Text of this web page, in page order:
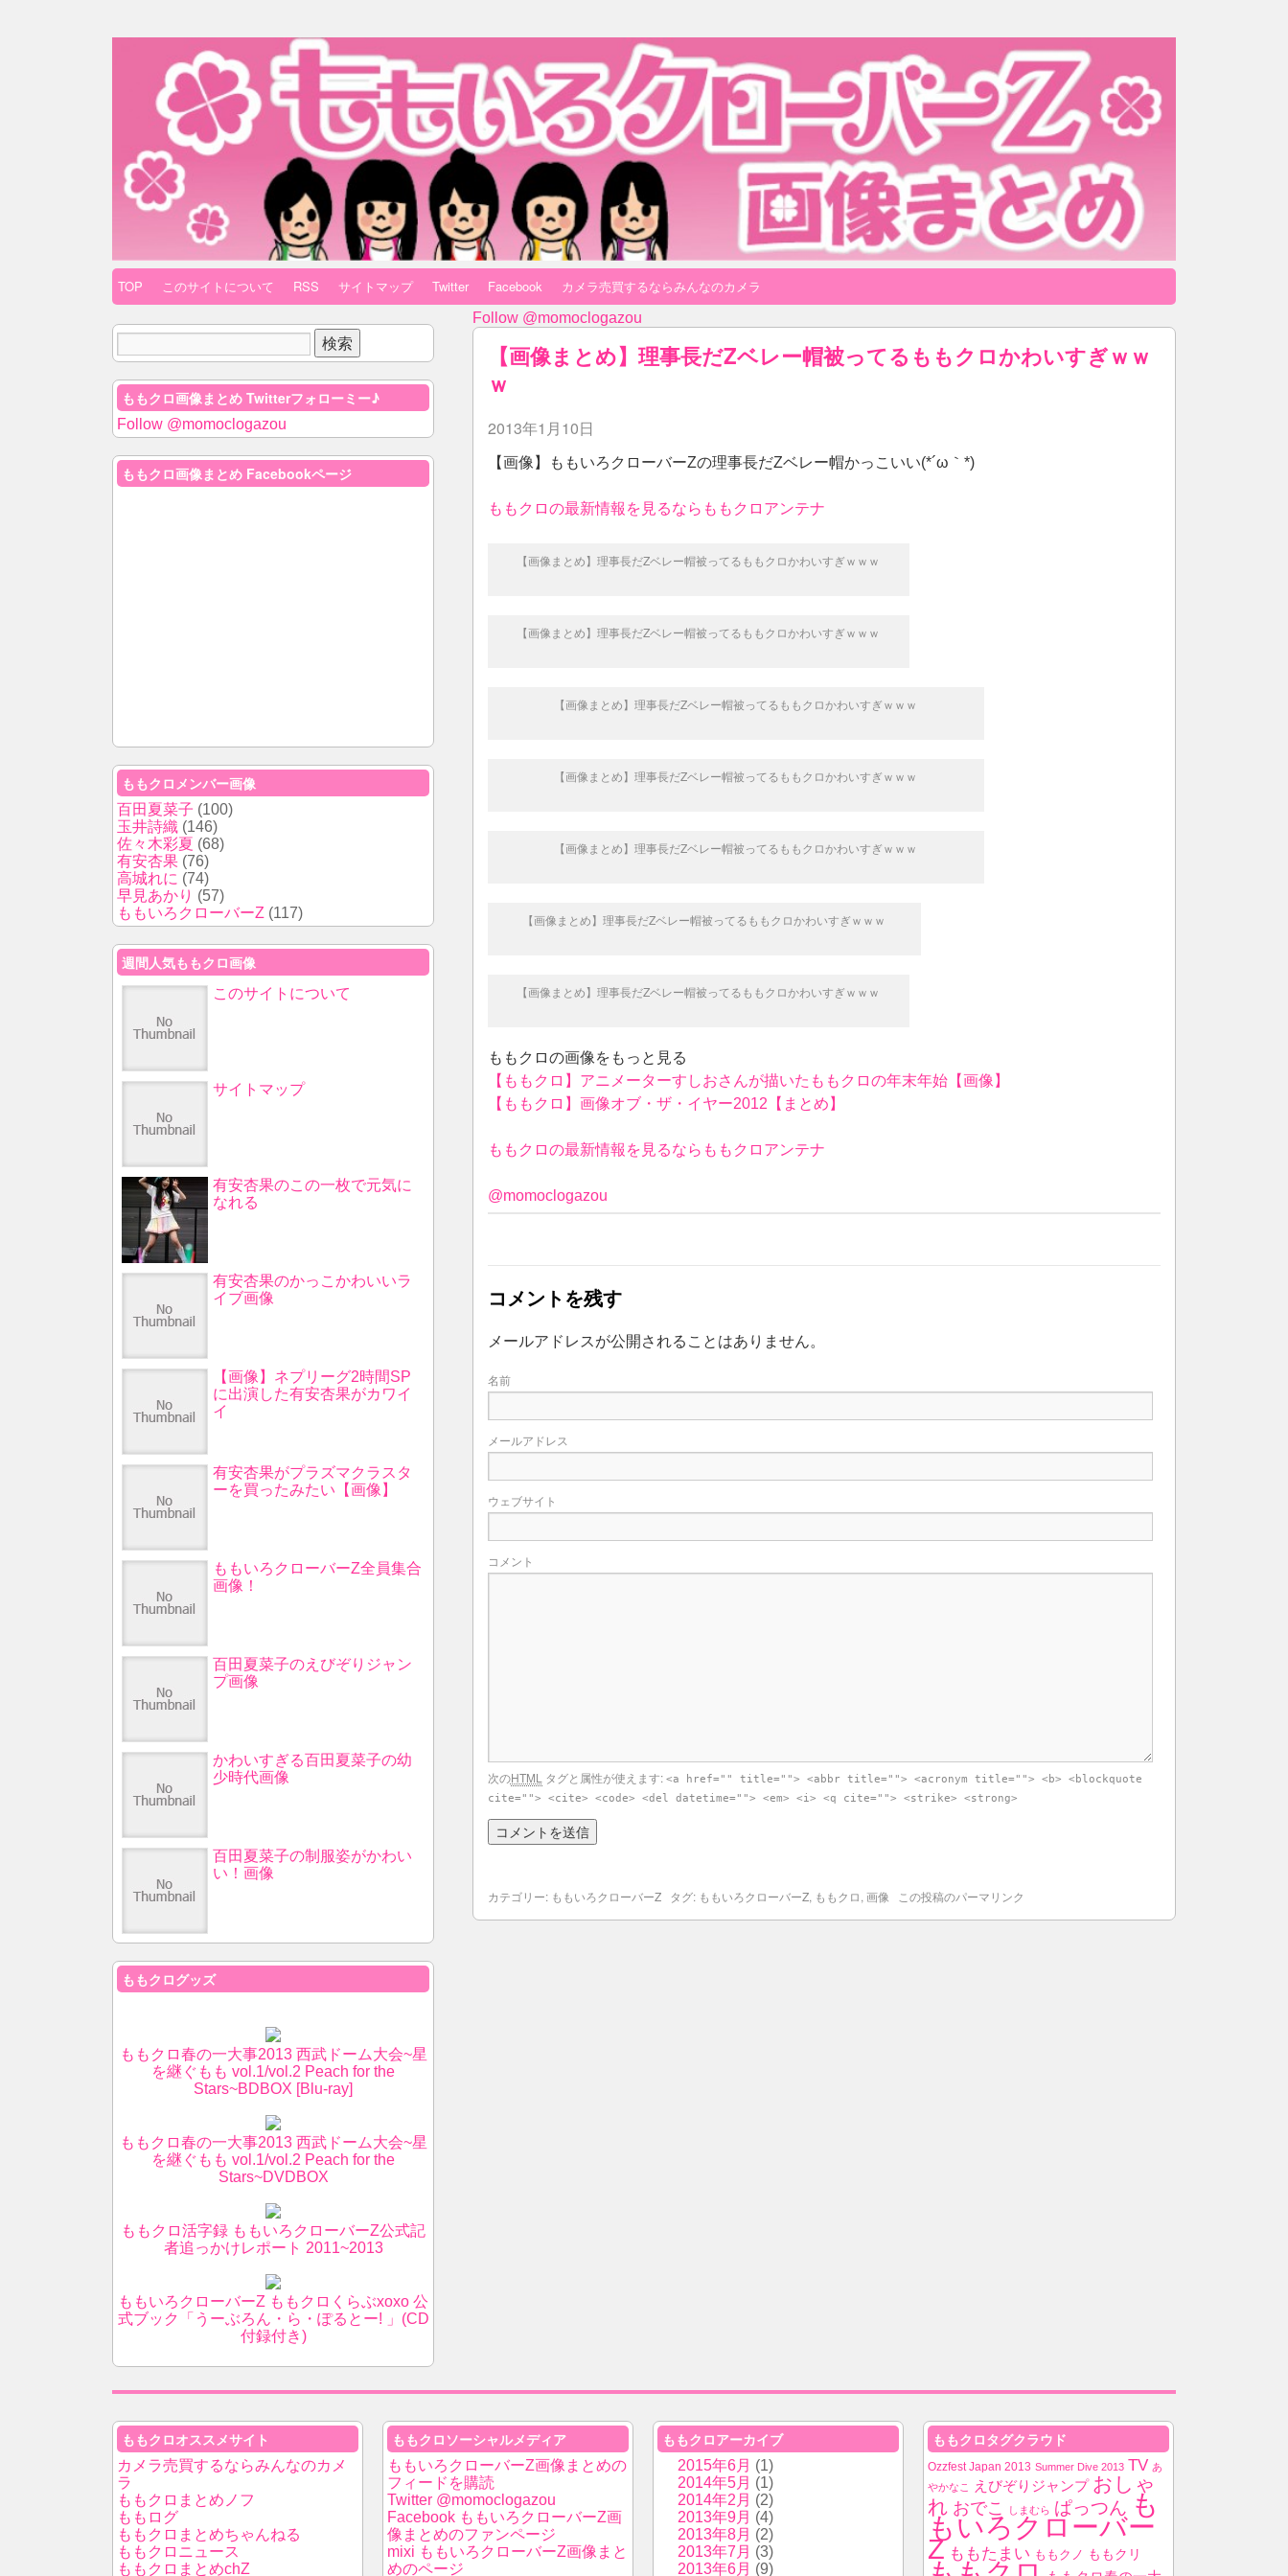
TOP このサイトについて RSS サイトマップ Twitter Facebook カメラ売買するならみんなのカメラ
Follow @momoclogazou
【画像まとめ】理事長だZベレー帽被ってるももクロかわいすぎｗｗ
ｗ
2013年1月10日
【画像】ももいろクローバーZの理事長だZベレー帽かっこいい(*´ω｀*)
ももクロの最新情報を見るならももクロアンテナ
【画像まとめ】理事長だZベレー帽被ってるももクロかわいすぎｗｗｗ
【画像まとめ】理事長だZベレー帽被ってるももクロかわいすぎｗｗｗ
【画像まとめ】理事長だZベレー帽被ってるももクロかわいすぎｗｗｗ
【画像まとめ】理事長だZベレー帽被ってるももクロかわいすぎｗｗｗ
【画像まとめ】理事長だZベレー帽被ってるももクロかわいすぎｗｗｗ
【画像まとめ】理事長だZベレー帽被ってるももクロかわいすぎｗｗｗ
【画像まとめ】理事長だZベレー帽被ってるももクロかわいすぎｗｗｗ
ももクロの画像をもっと見る
【ももクロ】アニメーターすしおさんが描いたももクロの年末年始【画像】
【ももクロ】画像オブ・ザ・イヤー2012【まとめ】
ももクロの最新情報を見るならももクロアンテナ
@momoclogazou
コメントを残す
メールアドレスが公開されることはありません。
名前
メールアドレス
ウェブサイト
コメント
次のHTML タグと属性が使えます: <a href="" title=""> <abbr title=""> <acronym title=""> <b> <blockquote
cite=""> <cite> <code> <del datetime=""> <em> <i> <q cite=""> <strike> <strong>
カテゴリー: ももいろクローバーZタグ: ももいろクローバーZ, ももクロ, 画像 この投稿のパーマリンク
ももクロ画像まとめ Twitterフォローミー♪
Follow @momoclogazou
ももクロ画像まとめ Facebookページ
ももクロメンバー画像
百田夏菜子 (100)
玉井詩織 (146)
佐々木彩夏 (68)
有安杏果 (76)
高城れに (74)
早見あかり (57)
ももいろクローバーZ (117)
週間人気ももクロ画像
このサイトについて
サイトマップ
有安杏果のこの一枚で元気に
なれる
有安杏果のかっこかわいいラ
イブ画像
【画像】ネプリーグ2時間SP
に出演した有安杏果がカワイ
イ
有安杏果がプラズマクラスタ
ーを買ったみたい【画像】
ももいろクローバーZ全員集合
画像！
百田夏菜子のえびぞりジャン
プ画像
かわいすぎる百田夏菜子の幼
少時代画像
百田夏菜子の制服姿がかわい
い！画像
ももクログッズ
ももクロ春の一大事2013 西武ドーム大会~星
を継ぐもも vol.1/vol.2 Peach for the
Stars~BDBOX [Blu-ray]
ももクロ春の一大事2013 西武ドーム大会~星
を継ぐもも vol.1/vol.2 Peach for the
Stars~DVDBOX
ももクロ活字録 ももいろクローバーZ公式記
者追っかけレポート 2011~2013
ももいろクローバーZ ももクロくらぶxoxo 公
式ブック「うーぶろん・ら・ぽるとー! 」(CD
付録付き)
ももクロオススメサイト
カメラ売買するならみんなのカメ
ラ
ももクロまとめノフ
ももログ
ももクロまとめちゃんねる
ももクロニュース
ももクロまとめchZ
ももクロソーシャルメディア
ももいろクローバーZ画像まとめの
フィードを購読
Twitter @momoclogazou
Facebook ももいろクローバーZ画
像まとめのファンページ
mixi ももいろクローバーZ画像まと
めのページ
ももクロアーカイブ
2015年6月 (1)
2014年5月 (1)
2014年2月 (2)
2013年9月 (4)
2013年8月 (2)
2013年7月 (3)
2013年6月 (9)
ももクロタグクラウド
Ozzfest Japan 2013 Summer Dive 2013 TV あ
やかなこ
えびぞりジャンプ おしゃ
れ おでこ しまむら ぱっつん も
もいろクローバー
Z ももたまい ももクノ ももクリ